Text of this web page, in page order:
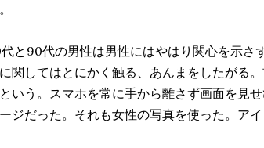
と90代の男性は男性にはやはり関心を示さ
関してはとにかく触る、あんまをしたがる
いう。スマホを常に手から離さず画面を見
ジだった。それも女性の写真を使った。アイ